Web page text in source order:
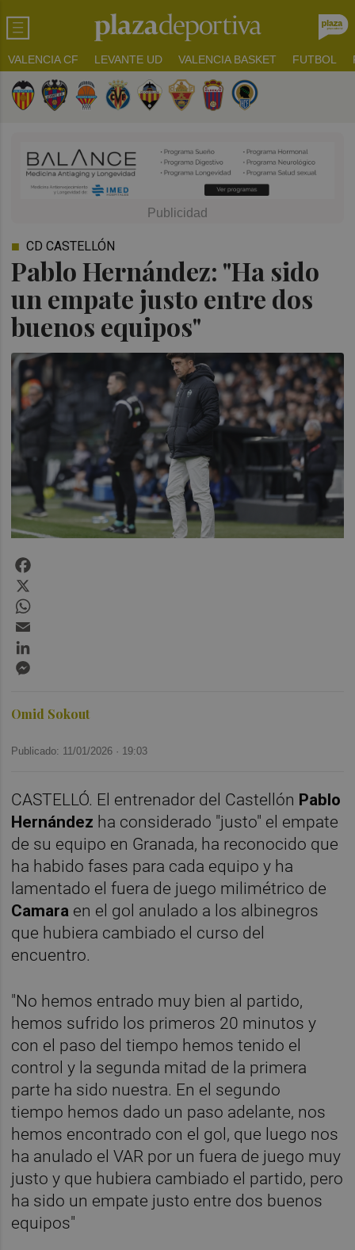
VALENCIA CF LEVANTE UD VALENCIA BASKET FUTBOL
Pablo Hernández: "Ha sido
un empate justo entre dos
buenos equipos"
CD CASTELLÓN
Omid Sokout
Publicado: 11/01/2026 · 19:03
CASTELLÓ. El entrenador del Castellón Pablo
Hernández ha considerado "justo" el empate
de su equipo en Granada, ha reconocido que
ha habido fases para cada equipo y ha
lamentado el fuera de juego milimétrico de
Camara en el gol anulado a los albinegros
que hubiera cambiado el curso del
encuentro.
"No hemos entrado muy bien al partido,
hemos sufrido los primeros 20 minutos y
con el paso del tiempo hemos tenido el
control y la segunda mitad de la primera
parte ha sido nuestra. En el segundo
tiempo hemos dado un paso adelante, nos
hemos encontrado con el gol, que luego nos
ha anulado el VAR por un fuera de juego muy
justo y que hubiera cambiado el partido, pero
ha sido un empate justo entre dos buenos
equipos"